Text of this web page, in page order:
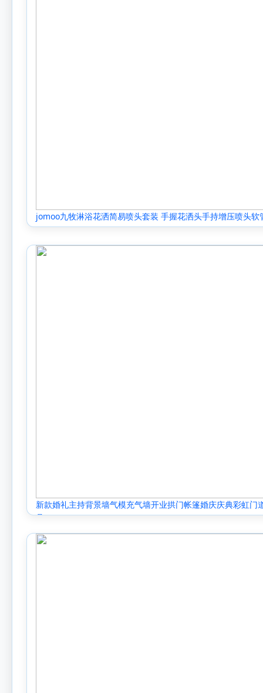
jomoo九牧淋浴花洒简易喷头套装 手握花洒头手持增压喷头软
新款婚礼主持背景墙气模充气墙开业拱门帐篷婚庆庆典彩虹门
具